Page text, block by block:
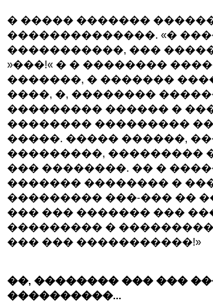
� ����� �������
��������������. «�
�����������, ���
»���!« � � ��������
�������, � �������
����, �, ��������
��������� ������ �
�������� ��������� ��
�����. ����� ������,
���������, ���������
��� ��������. �� �
������� �������� �
��������� ���-��� ��
��� ��� ������� ���
��������� �
��� ��� �����������!»
��, �������� ��� ���
����������...